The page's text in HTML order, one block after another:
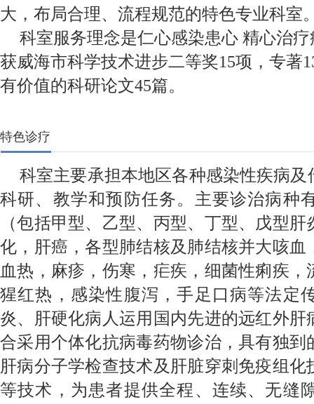
大，布局合理、流程规范的特色专业科
科室服务理念是仁心感染患心 精心治
获威海市科学技术进步二等奖15项，专著
有价值的科研论文45篇。
特色诊疗
科室主要承担本地区各种感染性疾病
科研、教学和预防任务。主要诊治病种
（包括甲型、乙型、丙型、丁型、戊型
化，肝癌，各型肺结核及肺结核并大咳血
血热，麻疹，伤寒，疟疾，细菌性痢疾
猩红热，感染性腹泻，手足口病等法定
炎、肝硬化病人运用国内先进的远红外肝
合采用个体化抗病毒药物诊治，具有独到
肝病分子学检查技术及肝脏穿刺免疫组
等技术，为患者提供全程、连续、无缝